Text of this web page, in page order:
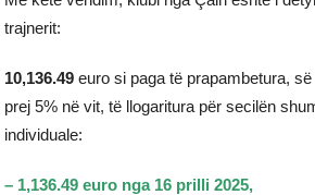
trajnerit:
10,136.49 euro si paga të prapambetura,
prej 5% në vit, të llogaritura për secilën
individuale:
– 1,136.49 euro nga 16 prilli 2025,